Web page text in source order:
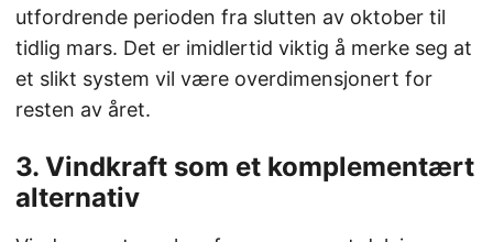
utfordrende perioden fra slutten av oktober til
tidlig mars. Det er imidlertid viktig å merke seg at
et slikt system vil være overdimensjonert for
resten av året.
3. Vindkraft som et komplementært
alternativ